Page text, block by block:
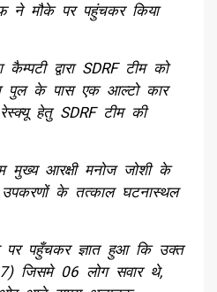
ने मौके पर पहुंचकर किया
द्वारा SDRF टीम को
पुल के पास एक आल्टो कार
हेतु SDRF टीम की
मुख्य आरक्षी मनोज जोशी के
के तत्काल घटनास्थल
पर पहुँचकर ज्ञात हुआ कि उक्त
जिसमे 06 लोग सवार थे,